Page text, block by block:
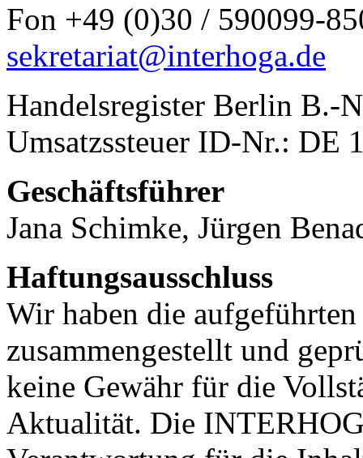
Fon +49 (0)30 / 590099-
sekretariat@interhoga.de
Handelsregister Berlin B.-
Umsatzssteuer ID-Nr.: DE
Geschäftsführer
Jana Schimke, Jürgen
Haftungsausschluss
Wir haben die
zusammengestellt und
keine Gewähr für die
Aktualität. Die